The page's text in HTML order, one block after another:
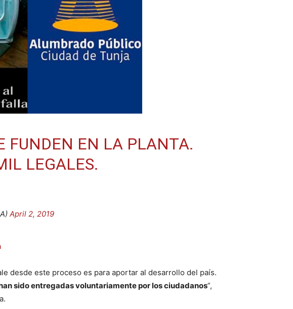
FUNDEN EN LA PLANTA.
LEGALES.
April 2, 2019
desde este proceso es para aportar al desarrollo del país.
sido entregadas voluntariamente por los ciudadanos”,